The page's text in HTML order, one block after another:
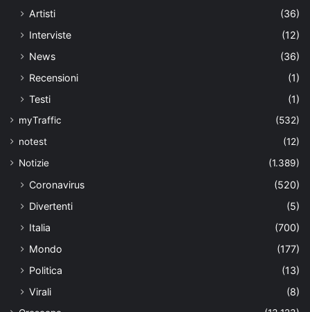
Artisti
(36)
Interviste
(12)
News
(36)
Recensioni
(1)
Testi
(1)
myTraffic
(532)
notest
(12)
Notizie
(1.389)
Coronavirus
(520)
Divertenti
(5)
Italia
(700)
Mondo
(177)
Politica
(13)
Virali
(8)